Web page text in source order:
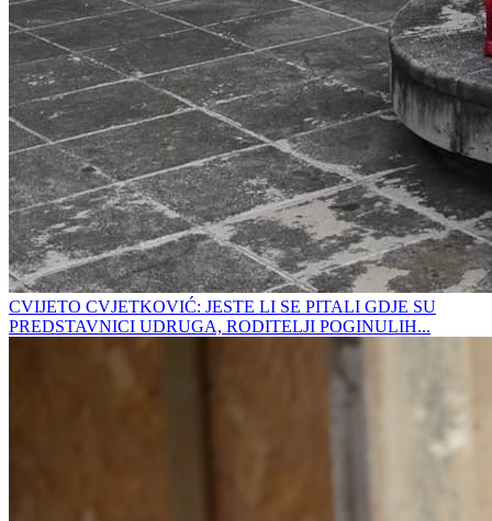
CVIJETO CVJETKOVIĆ: JESTE LI SE PITALI GDJE SU
PREDSTAVNICI UDRUGA, RODITELJI POGINULIH...